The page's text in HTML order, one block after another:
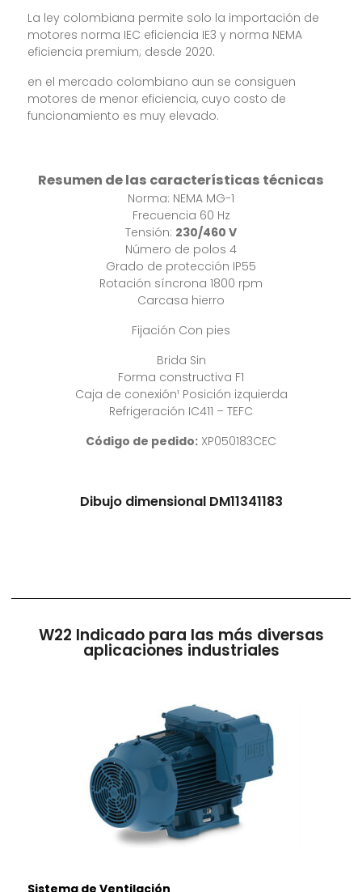
La ley colombiana permite solo la importación de
motores norma IEC eficiencia IE3 y norma NEMA
eficiencia premium; desde 2020.
en el mercado colombiano aun se consiguen
motores de menor eficiencia, cuyo costo de
funcionamiento es muy elevado.
Resumen de las características técnicas
Norma: NEMA MG-1
Frecuencia 60 Hz
Tensión: 230/460 V
Número de polos 4
Grado de protección IP55
Rotación síncrona 1800 rpm
Carcasa hierro
Fijación Con pies
Brida Sin
Forma constructiva F1
Caja de conexión¹ Posición izquierda
Refrigeración IC411 – TEFC
Código de pedido: XP050183CEC
Dibujo dimensional DM11341183
W22 Indicado para las más diversas
aplicaciones industriales